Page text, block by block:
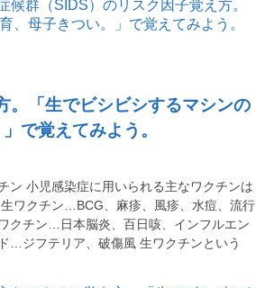
。「生でビシビシするマシンの
で覚えてみよう。
ン 小児感染症に用いられる主なワクチンは
ワクチン…BCG、麻疹、風疹、水痘、流行
クチン…日本脳炎、百日咳、インフルエン
…ジフテリア、破傷風 生ワクチンという